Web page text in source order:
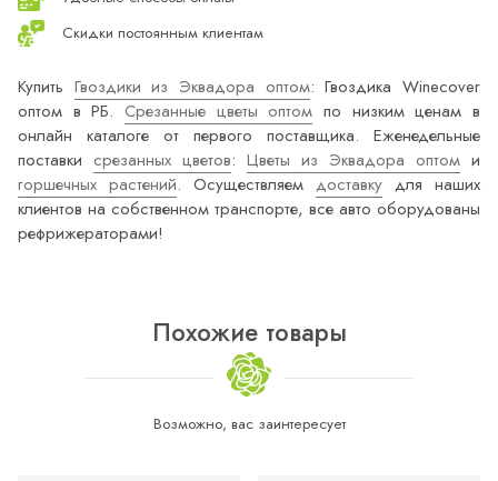
Скидки постоянным клиентам
Купить Гвоздики из Эквадора оптом: Гвоздика Winecover
оптом в РБ. Срезанные цветы оптом по низким ценам в
онлайн каталоге от первого поставщика. Еженедельные
поставки срезанных цветов: Цветы из Эквадора оптом и
горшечных растений. Осуществляем доставку для наших
клиентов на собственном транспорте, все авто оборудованы
рефрижераторами!
Похожие товары
Возможно, вас заинтересует